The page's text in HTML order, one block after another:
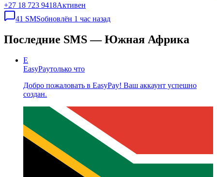
+27 18 723 9418Активен
41 SMSобновлён 1 час назад
Последние SMS — Южная Африка
E
EasyPayтолько что
Добро пожаловать в EasyPay! Ваш аккаунт успешно
создан.